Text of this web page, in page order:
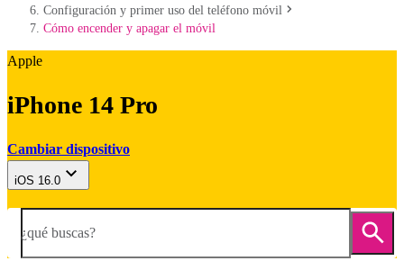
Configuración y primer uso del teléfono móvil
Cómo encender y apagar el móvil
Apple
iPhone 14 Pro
Cambiar dispositivo
iOS 16.0
¿qué buscas?